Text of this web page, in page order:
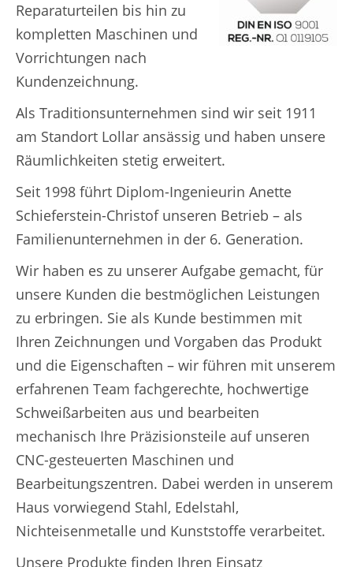
Reparaturteilen bis hin zu
kompletten Maschinen und
Vorrichtungen nach
Kundenzeichnung.
Als Traditionsunternehmen sind wir seit 1911
am Standort Lollar ansässig und haben unsere
Räumlichkeiten stetig erweitert.
Seit 1998 führt Diplom-Ingenieurin Anette
Schieferstein-Christof unseren Betrieb – als
Familienunternehmen in der 6. Generation.
Wir haben es zu unserer Aufgabe gemacht, für
unsere Kunden die bestmöglichen Leistungen
zu erbringen. Sie als Kunde bestimmen mit
Ihren Zeichnungen und Vorgaben das Produkt
und die Eigenschaften – wir führen mit unserem
erfahrenen Team fachgerechte, hochwertige
Schweißarbeiten aus und bearbeiten
mechanisch Ihre Präzisionsteile auf unseren
CNC-gesteuerten Maschinen und
Bearbeitungszentren. Dabei werden in unserem
Haus vorwiegend Stahl, Edelstahl,
Nichteisenmetalle und Kunststoffe verarbeitet.
Unsere Produkte finden Ihren Einsatz